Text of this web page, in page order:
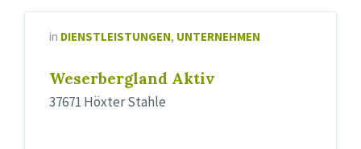
in DIENSTLEISTUNGEN, UNTERNEHMEN
Weserbergland Aktiv
37671 Höxter Stahle